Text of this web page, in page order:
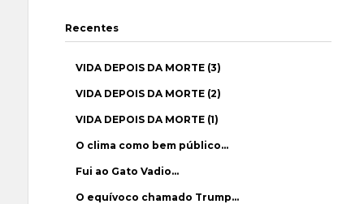
Recentes
VIDA DEPOIS DA MORTE (3)
VIDA DEPOIS DA MORTE (2)
VIDA DEPOIS DA MORTE (1)
O clima como bem público…
Fui ao Gato Vadio…
O equívoco chamado Trump…